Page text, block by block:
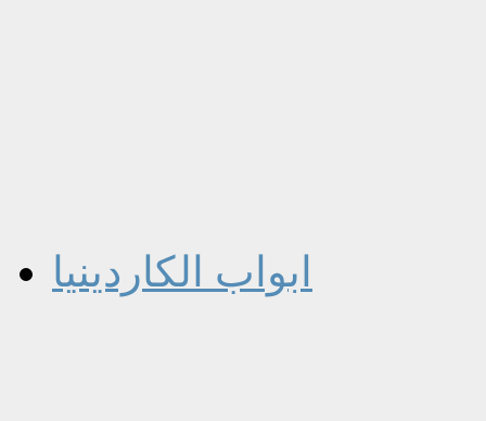
ابواب الكاردينيا